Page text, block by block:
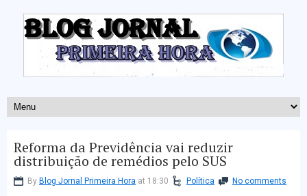
Reforma da Previdência vai reduzir
distribuição de remédios pelo SUS
By Blog Jornal Primeira Hora at 18:30 Política No comments